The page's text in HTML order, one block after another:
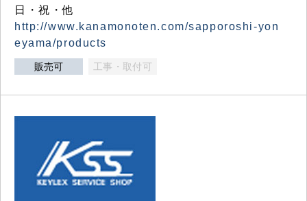
日・祝・他
http://www.kanamonoten.com/sapporoshi-yon
eyama/products
販売可 工事・取付可